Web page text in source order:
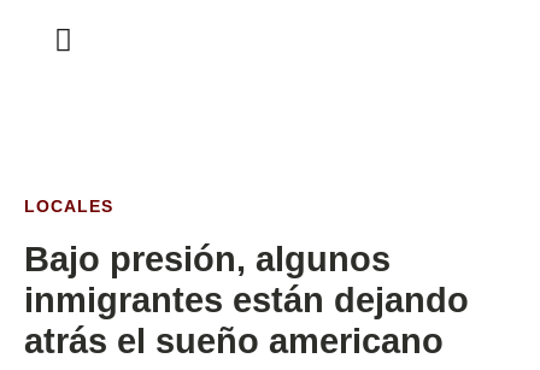
LOCALES
Bajo presión, algunos
inmigrantes están dejando
atrás el sueño americano